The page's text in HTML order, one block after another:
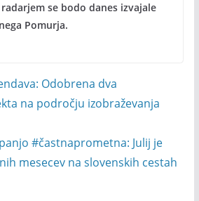
se bodo danes izvajale
Pomurja.
Odobrena dva
na področju izobraževanja
#častnaprometna: Julij je
mesecev na slovenskih cestah